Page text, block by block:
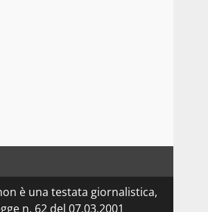
è una testata giornalistica,
n. 62 del 07.03.2001